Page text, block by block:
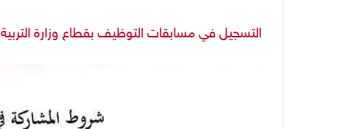
التسجيل في مسابقات التوظيف بقطاع وزارة التربية 2024 عبر منصة رقمية وهذا هو ملف التسجيل